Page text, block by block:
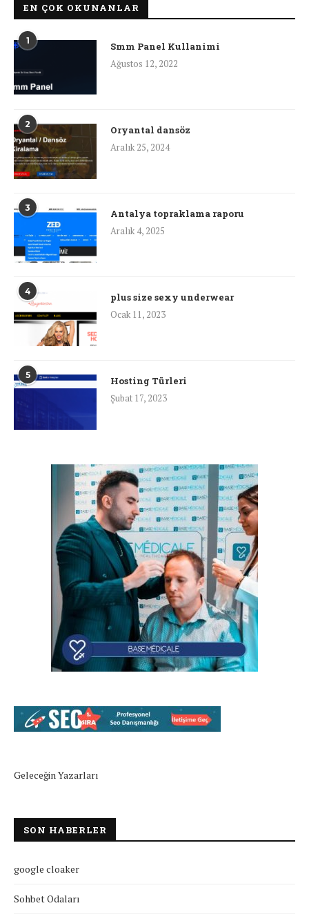
EN ÇOK OKUNANLAR
1
Smm Panel Kullanimi
Ağustos 12, 2022
2
Oryantal dansöz
Aralık 25, 2024
3
Antalya topraklama raporu
Aralık 4, 2025
4
plus size sexy underwear
Ocak 11, 2023
5
Hosting Türleri
Şubat 17, 2023
Geleceğin Yazarları
SON HABERLER
google cloaker
Sohbet Odaları